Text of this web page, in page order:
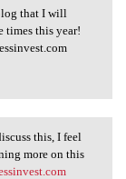
that I will
times this year!
to
this, I feel
more on this